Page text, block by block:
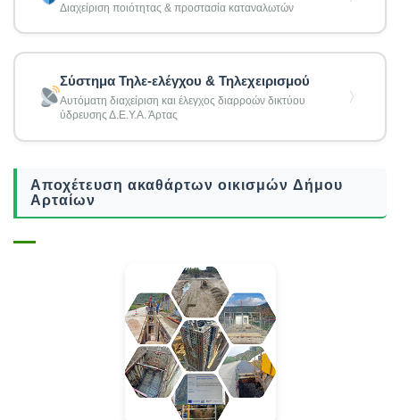
Διαχείριση ποιότητας & προστασία καταναλωτών
Σύστημα Τηλε-ελέγχου & Τηλεχειρισμού
Αυτόματη διαχείριση και έλεγχος διαρροών δικτύου
ύδρευσης Δ.Ε.Υ.Α. Άρτας
〉
Αποχέτευση ακαθάρτων οικισμών Δήμου
Αρταίων